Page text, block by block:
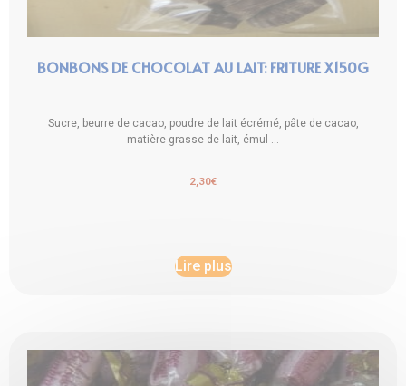
BONBONS DE CHOCOLAT AU LAIT: FRITURE X150G
Sucre, beurre de cacao, poudre de lait écrémé, pâte de cacao,
matière grasse de lait, émul ...
2,30€
Lire plus